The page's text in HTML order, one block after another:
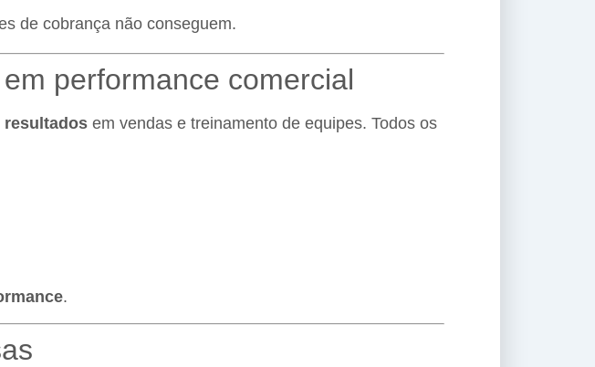
de cobrança não conseguem.
performance comercial
em vendas e treinamento de equipes. Todos os
.